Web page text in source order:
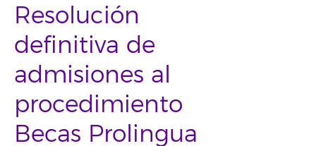
Resolución
definitiva de
admisiones al
procedimiento
Becas Prolingua